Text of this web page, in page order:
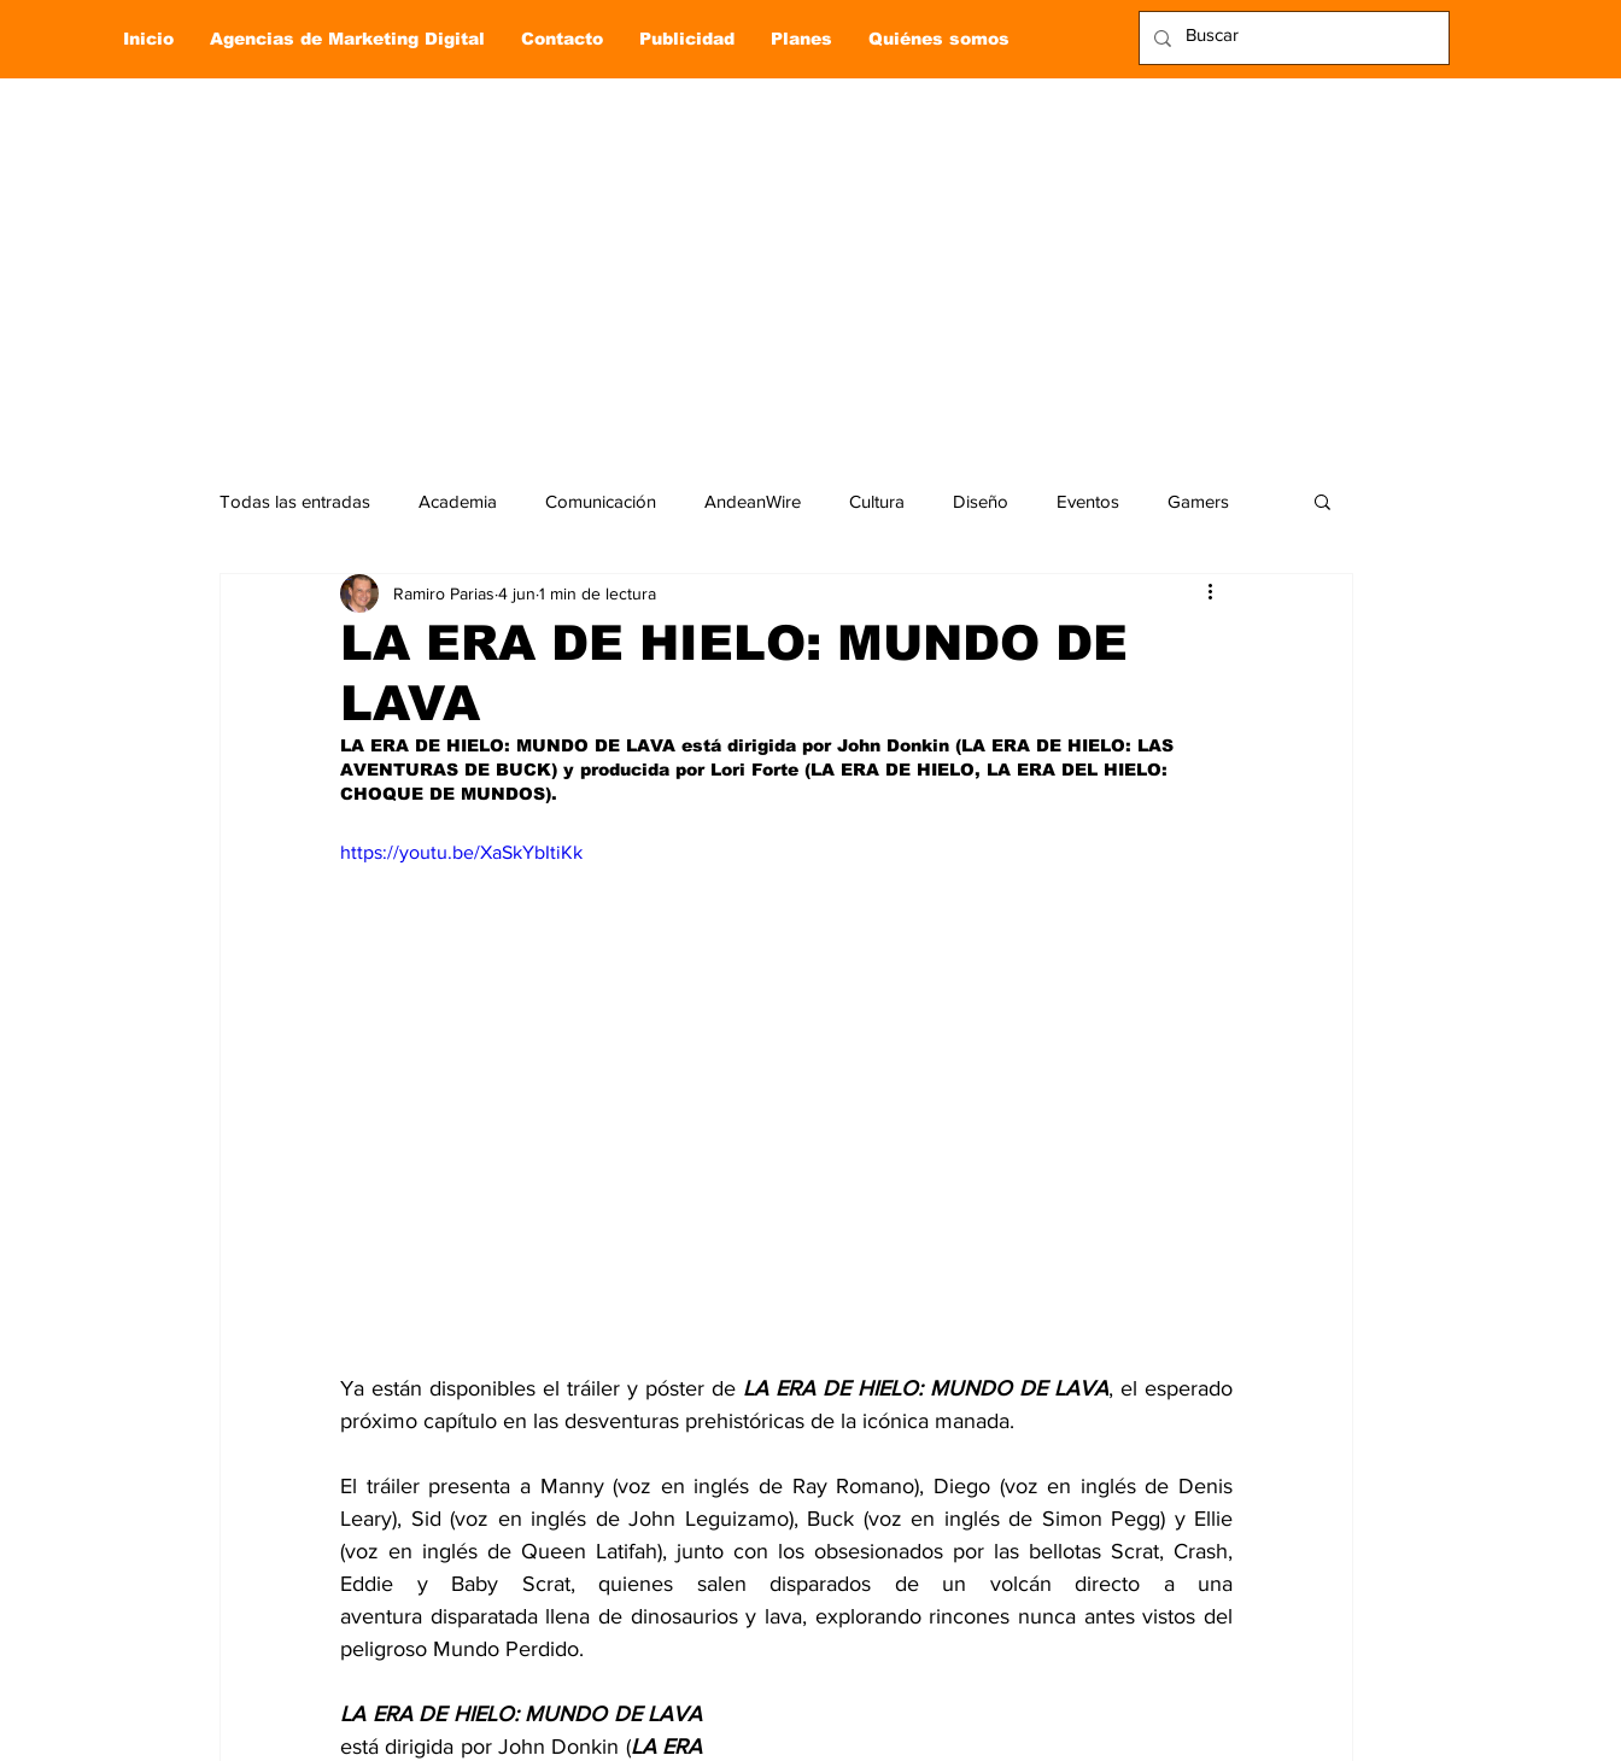
Inicio Agencias de Marketing Digital Contacto Publicidad Planes Quiénes somos
Todas las entradas Academia Comunicación AndeanWire Cultura Diseño Eventos Gamers
Marketing Marketing Digital Negocios
Social Media Marketing
Dispositivos Eventos e-commerce
LA ERA DE HIELO: MUNDO DE
LAVA
Ramiro Parias 4 jun 1 min de lectura
LA ERA DE HIELO: MUNDO DE LAVA está dirigida por John Donkin (LA ERA DE HIELO: LAS
AVENTURAS DE BUCK) y producida por Lori Forte (LA ERA DE HIELO, LA ERA DEL HIELO:
CHOQUE DE MUNDOS).
https://youtu.be/XaSkYbItiKk
Ya están disponibles el tráiler y póster de LA ERA DE HIELO: MUNDO DE LAVA, el esperado
próximo capítulo en las desventuras prehistóricas de la icónica manada.
El tráiler presenta a Manny (voz en inglés de Ray Romano), Diego (voz en inglés de Denis
Leary), Sid (voz en inglés de John Leguizamo), Buck (voz en inglés de Simon Pegg) y Ellie
(voz en inglés de Queen Latifah), junto con los obsesionados por las bellotas Scrat, Crash,
Eddie y Baby Scrat, quienes salen disparados de un volcán directo a una
aventura disparatada llena de dinosaurios y lava, explorando rincones nunca antes vistos del
peligroso Mundo Perdido.
LA ERA DE HIELO: MUNDO DE LAVA
está dirigida por John Donkin (LA ERA